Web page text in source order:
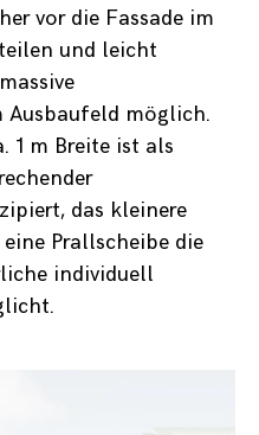
vor die Fassade im
und leicht
Ausbaufeld möglich.
1 m Breite ist als
das kleinere
Prallscheibe die
individuell